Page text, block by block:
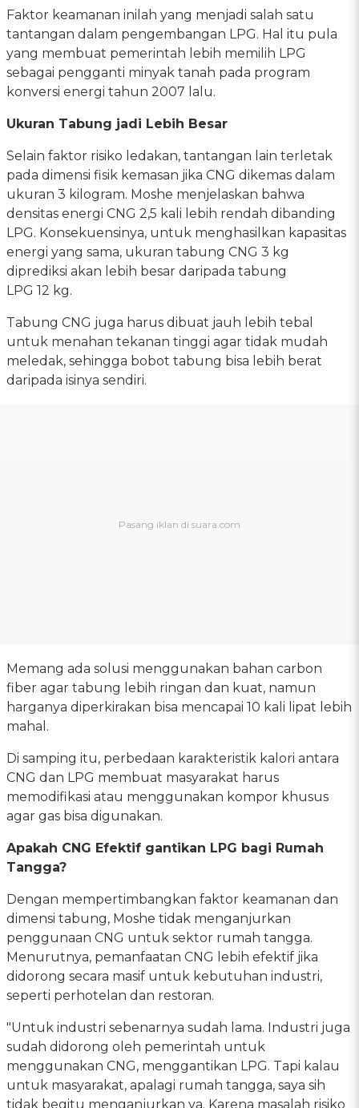
Faktor keamanan inilah yang menjadi salah satu
tantangan dalam pengembangan LPG. Hal itu pula
yang membuat pemerintah lebih memilih LPG
sebagai pengganti minyak tanah pada program
konversi energi tahun 2007 lalu.
Ukuran Tabung jadi Lebih Besar
Selain faktor risiko ledakan, tantangan lain terletak
pada dimensi fisik kemasan jika CNG dikemas dalam
ukuran 3 kilogram. Moshe menjelaskan bahwa
densitas energi CNG 2,5 kali lebih rendah dibanding
LPG. Konsekuensinya, untuk menghasilkan kapasitas
energi yang sama, ukuran tabung CNG 3 kg
diprediksi akan lebih besar daripada tabung
LPG 12 kg.
Tabung CNG juga harus dibuat jauh lebih tebal
untuk menahan tekanan tinggi agar tidak mudah
meledak, sehingga bobot tabung bisa lebih berat
daripada isinya sendiri.
Memang ada solusi menggunakan bahan carbon
fiber agar tabung lebih ringan dan kuat, namun
harganya diperkirakan bisa mencapai 10 kali lipat lebih
mahal.
Di samping itu, perbedaan karakteristik kalori antara
CNG dan LPG membuat masyarakat harus
memodifikasi atau menggunakan kompor khusus
agar gas bisa digunakan.
Apakah CNG Efektif gantikan LPG bagi Rumah
Tangga?
Dengan mempertimbangkan faktor keamanan dan
dimensi tabung, Moshe tidak menganjurkan
penggunaan CNG untuk sektor rumah tangga.
Menurutnya, pemanfaatan CNG lebih efektif jika
didorong secara masif untuk kebutuhan industri,
seperti perhotelan dan restoran.
"Untuk industri sebenarnya sudah lama. Industri juga
sudah didorong oleh pemerintah untuk
menggunakan CNG, menggantikan LPG. Tapi kalau
untuk masyarakat, apalagi rumah tangga, saya sih
tidak begitu menganjurkan ya. Karena masalah risiko